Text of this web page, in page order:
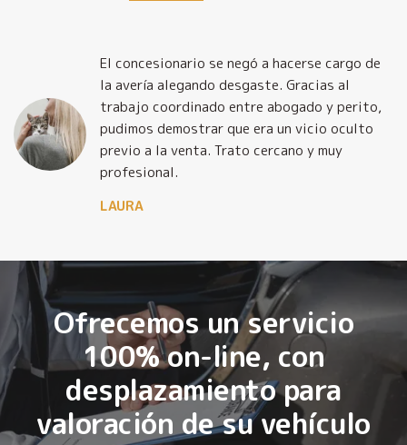
El concesionario se negó a hacerse cargo de
la avería alegando desgaste. Gracias al
trabajo coordinado entre abogado y perito,
pudimos demostrar que era un vicio oculto
previo a la venta. Trato cercano y muy
profesional.
LAURA
Ofrecemos un servicio
100% on-line, con
desplazamiento para
valoración de su vehículo